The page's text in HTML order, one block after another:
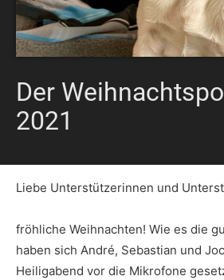
Der
2021
Liebe Unterstützerinnen und
fröhliche Weihnachten! Wie es die
haben sich André, Sebastian und
Heiligabend vor die Mikrofone